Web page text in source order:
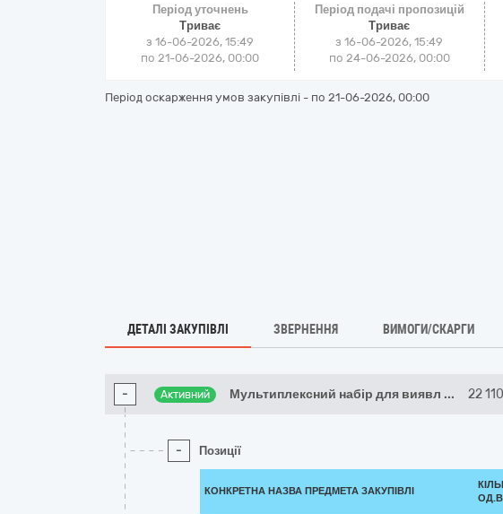
Період уточнень
Триває
з 16-06-2026, 15:49
по 21-06-2026, 00:00
Період подачі пропозицій
Триває
з 16-06-2026, 15:49
по 24-06-2026, 00:00
Період оскарження умов закупівлі - по 21-06-2026, 00:00
ДЕТАЛІ ЗАКУПІВЛІ ЗВЕРНЕННЯ ВИМОГИ/СКАРГИ
- Активний Мультиплексний набір для виявл ... 22 110
- Позиції
КОНКРЕТНА НАЗВА ПРЕДМЕТА ЗАКУПІВЛІ